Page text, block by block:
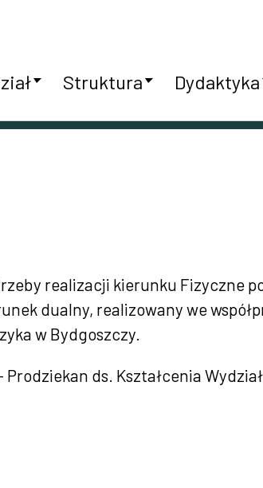
Struktura Dydaktyka
realizacji kierunku Fizyczne
dualny, realizowany we
w Bydgoszczy.
ds. Kształcenia